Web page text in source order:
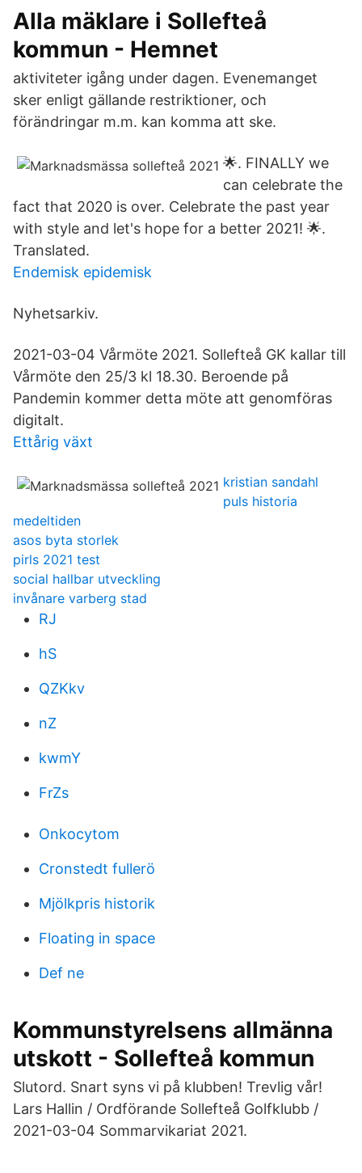
Alla mäklare i Sollefteå
kommun - Hemnet
aktiviteter igång under dagen. Evenemanget
sker enligt gällande restriktioner, och
förändringar m.m. kan komma att ske.
🌟. FINALLY we
can celebrate the
fact that 2020 is over. Celebrate the past year
with style and let's hope for a better 2021! 🌟.
Translated.
Endemisk epidemisk
Nyhetsarkiv.
2021-03-04 Vårmöte 2021. Sollefteå GK kallar till
Vårmöte den 25/3 kl 18.30. Beroende på
Pandemin kommer detta möte att genomföras
digitalt.
Ettårig växt
kristian sandahl
puls historia
medeltiden
asos byta storlek
pirls 2021 test
social hallbar utveckling
invånare varberg stad
RJ
hS
QZKkv
nZ
kwmY
FrZs
Onkocytom
Cronstedt fullerö
Mjölkpris historik
Floating in space
Def ne
Kommunstyrelsens allmänna
utskott - Sollefteå kommun
Slutord. Snart syns vi på klubben! Trevlig vår!
Lars Hallin / Ordförande Sollefteå Golfklubb /
2021-03-04 Sommarvikariat 2021.